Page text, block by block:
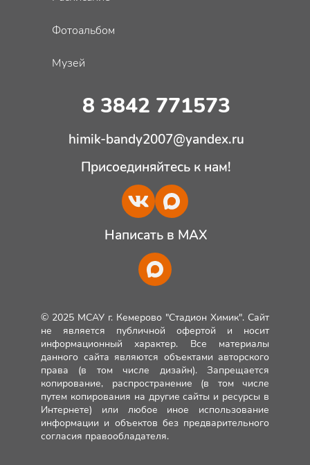
Фотоальбом
Музей
8 3842 771573
himik-bandy2007@yandex.ru
Присоединяйтесь к нам!
Написать в MAX
© 2025 МСАУ г. Кемерово "Стадион Химик". Сайт
не является публичной офертой и носит
информационный характер. Все материалы
данного сайта являются объектами авторского
права (в том числе дизайн). Запрещается
копирование, распространение (в том числе
путем копирования на другие сайты и ресурсы в
Интернете) или любое иное использование
информации и объектов без предварительного
согласия правообладателя.